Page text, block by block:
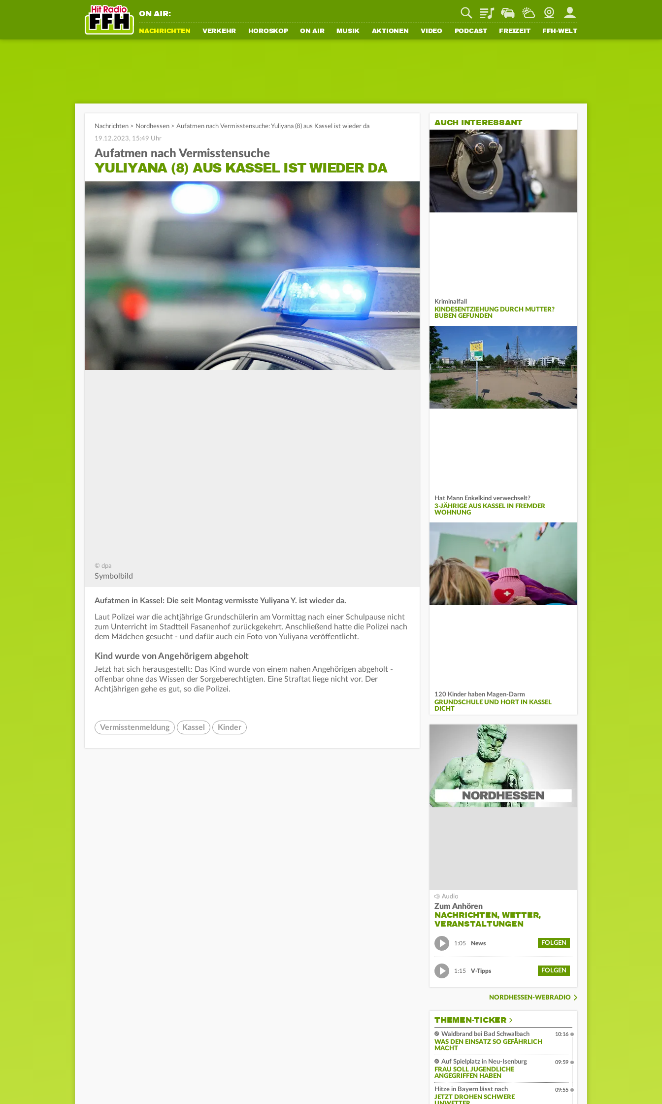
ON AIR: PlaylistStaupilotWetterWebcamMein FFH
NACHRICHTEN VERKEHR HOROSKOP ON AIR MUSIK AKTIONEN VIDEO PODCAST FREIZEIT FFH-WELT
Nachrichten > Nordhessen > Aufatmen nach Vermisstensuche: Yuliyana (8) aus Kassel ist wieder da
19.12.2023, 15:49 Uhr
Aufatmen nach Vermisstensuche
YULIYANA (8) AUS KASSEL IST WIEDER DA
© dpa
Symbolbild
Aufatmen in Kassel: Die seit Montag vermisste Yuliyana Y. ist wieder da.
Laut Polizei war die achtjährige Grundschülerin am Vormittag nach einer Schulpause nicht
zum Unterricht im Stadtteil Fasanenhof zurückgekehrt. Anschließend hatte die Polizei nach
dem Mädchen gesucht - und dafür auch ein Foto von Yuliyana veröffentlicht.
Kind wurde von Angehörigem abgeholt
Jetzt hat sich herausgestellt: Das Kind wurde von einem nahen Angehörigen abgeholt -
offenbar ohne das Wissen der Sorgeberechtigten. Eine Straftat liege nicht vor. Der
Achtjährigen gehe es gut, so die Polizei.
Vermisstenmeldung Kassel Kinder
AUCH INTERESSANT
Kriminalfall
KINDESENTZIEHUNG DURCH MUTTER?
BUBEN GEFUNDEN
Hat Mann Enkelkind verwechselt?
3-JÄHRIGE AUS KASSEL IN FREMDER
WOHNUNG
120 Kinder haben Magen-Darm
GRUNDSCHULE UND HORT IN KASSEL
DICHT
Zum Anhören
NACHRICHTEN, WETTER,
VERANSTALTUNGEN
1:05 News FOLGEN
1:15 V-Tipps FOLGEN
NORDHESSEN-WEBRADIO
THEMEN-TICKER
Waldbrand bei Bad Schwalbach
WAS DEN EINSATZ SO GEFÄHRLICH
MACHT
10:16
Auf Spielplatz in Neu-Isenburg
FRAU SOLL JUGENDLICHE
ANGEGRIFFEN HABEN
09:59
Hitze in Bayern lässt nach
JETZT DROHEN SCHWERE
09:55